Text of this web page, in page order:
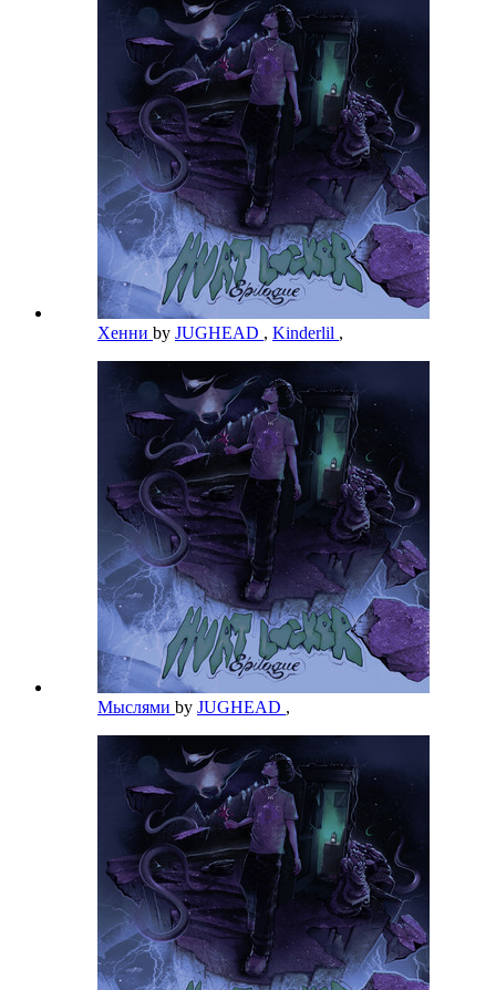
Хенни by JUGHEAD , Kinderlil ,
Мыслями by JUGHEAD ,